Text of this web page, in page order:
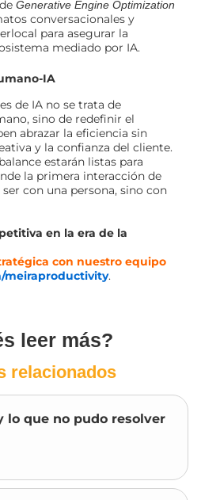
Generative Engine Optimization
conversacionales y
para asegurar la
mediado por IA.
IA
de IA no se trata de
sino de redefinir el
abrazar la eficiencia sin
y la confianza del cliente.
estarán listas para
la primera interacción de
con una persona, sino con
en la era de la
con nuestro equipo
meiraproductivity.
leer más?
relacionados
lo que no pudo resolver